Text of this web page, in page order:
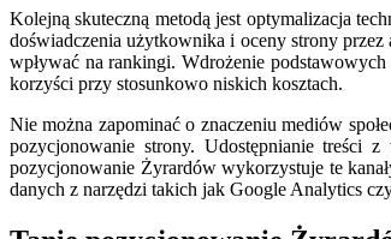
Kolejną skuteczną metodą jest optymalizacja
doświadczenia użytkownika i oceny strony
wpływać na rankingi. Wdrożenie
korzyści przy stosunkowo niskich kosztach.
Nie można zapominać o znaczeniu mediów
pozycjonowanie strony. Udostępnianie treści
pozycjonowanie Żyrardów wykorzystuje te
danych z narzędzi takich jak Google Analytics